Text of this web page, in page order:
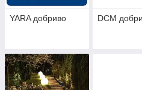
YARA добриво DCM